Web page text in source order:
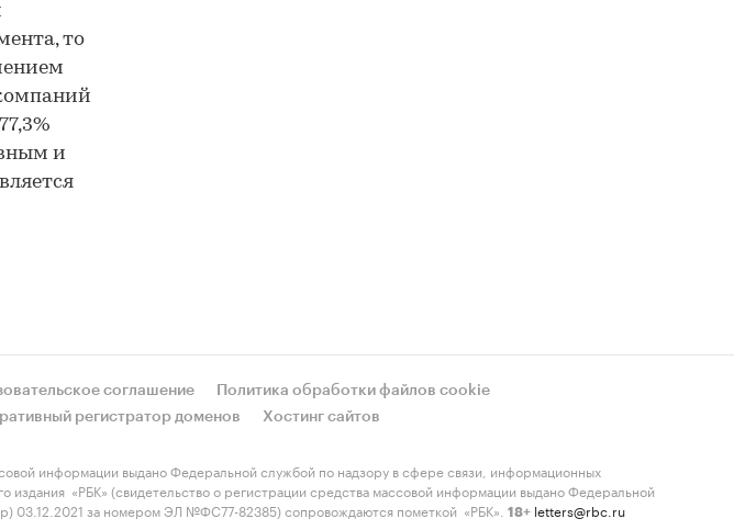
то
и
соглашение
Политика обработки файлов cookie
регистратор доменов Хостинг сайтов
информации выдано Федеральной службой по надзору в сфере связи, информационных
«РБК» (свидетельство о регистрации средства массовой информации выдано Федеральной
03.12.2021 за номером ЭЛ №ФС77-82385) сопровождаются пометкой «РБК».
18+ letters@rbc.ru